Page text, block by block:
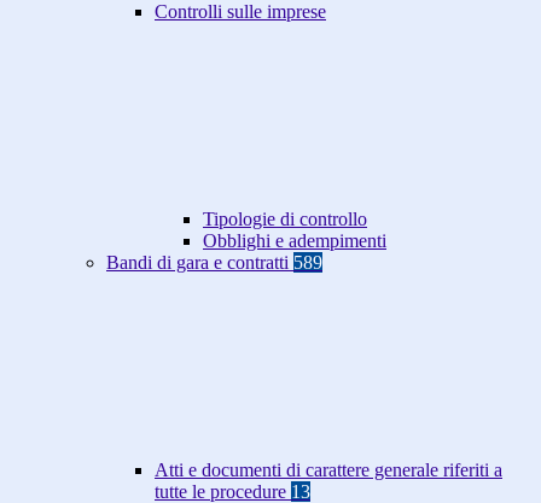
Controlli sulle imprese
Tipologie di controllo
Obblighi e adempimenti
Bandi di gara e contratti 589
Atti e documenti di carattere generale riferiti a
tutte le procedure 13